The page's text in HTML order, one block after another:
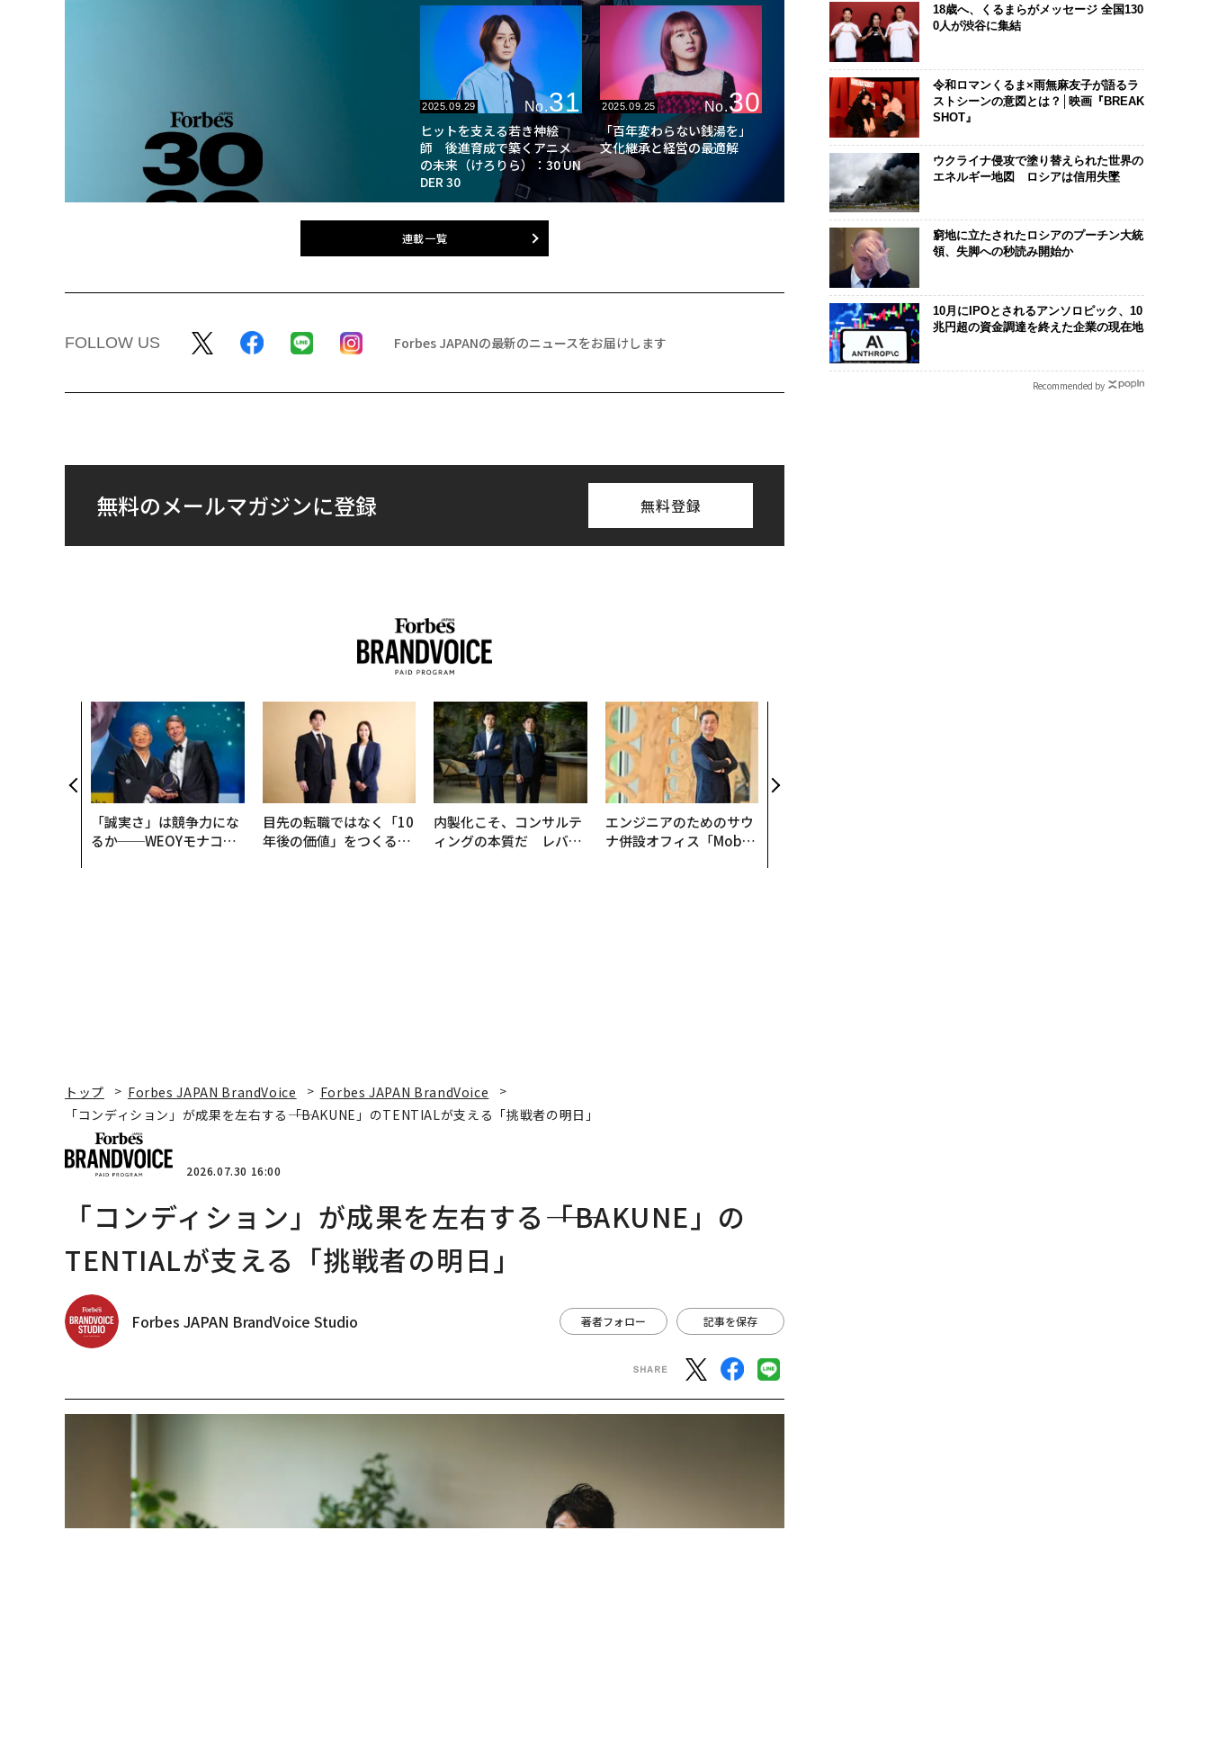
2025.09.29 No.31
ヒットを支える若き神絵
師 後進育成で築くアニメ
の未来（けろりら）：30 UN
DER 30
2025.09.25 No.30
「百年変わらない銭湯を」
文化継承と経営の最適解
連載一覧
FOLLOW US Forbes JAPANの最新のニュースをお届けします
無料のメールマガジンに登録 無料登録
「誠実さ」は競争力にな
るか──WEOYモナコで
目先の転職ではなく「10
年後の価値」をつくる─
内製化こそ、コンサルテ
ィングの本質だ レバレ
エンジニアのためのサウ
ナ併設オフィス「Mobiu
18歳へ、くるまらがメッセージ 全国130
0人が渋谷に集結
令和ロマンくるま×雨無麻友子が語るラ
ストシーンの意図とは？│映画『BREAK
SHOT』
ウクライナ侵攻で塗り替えられた世界の
エネルギー地図 ロシアは信用失墜
窮地に立たされたロシアのプーチン大統
領、失脚への秒読み開始か
10月にIPOとされるアンソロピック、10
兆円超の資金調達を終えた企業の現在地
Recommended by
トップ Forbes JAPAN BrandVoice
Forbes JAPAN BrandVoice
「コンディション」が成果を左右する――「BAKUNE」のTENTIALが支える「挑戦者の明日」
2026.07.30 16:00
「コンディション」が成果を左右する――「BAKUNE」の
TENTIALが支える「挑戦者の明日」
Forbes JAPAN BrandVoice Studio 著者フォロー 記事を保存